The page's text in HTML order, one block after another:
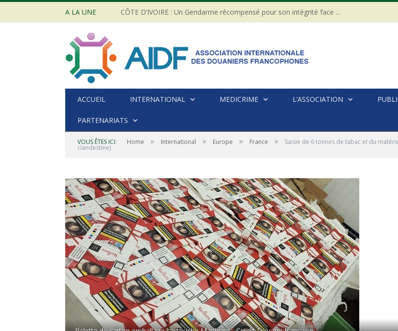
A LA UNE CÔTE D’IVOIRE : Un Gendarme récompensé pour son intégrité face à une tentative de corruption
ACCUEIL INTERNATIONAL MEDICRIME L’ASSOCIATION
PARTENARIATS
VOUS ÊTES ICI: Home » International » Europe » France » Saisie de 6 tonnes de tabac et du
clandestine)